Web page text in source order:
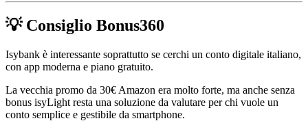
💡 Consiglio Bonus360
Isybank è interessante soprattutto se cerchi un conto digitale italiano,
con app moderna e piano gratuito.
La vecchia promo da 30€ Amazon era molto forte, ma anche senza
bonus isyLight resta una soluzione da valutare per chi vuole un
conto semplice e gestibile da smartphone.